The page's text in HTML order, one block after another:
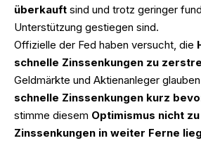
überkauft sind und trotz geringer
Unterstützung gestiegen sind.
Offizielle der Fed haben versucht, die
schnelle Zinssenkungen zu
Geldmärkte und Aktienanleger
schnelle Zinssenkungen kurz
stimme diesem Optimismus nicht zu
Zinssenkungen in weiter Ferne